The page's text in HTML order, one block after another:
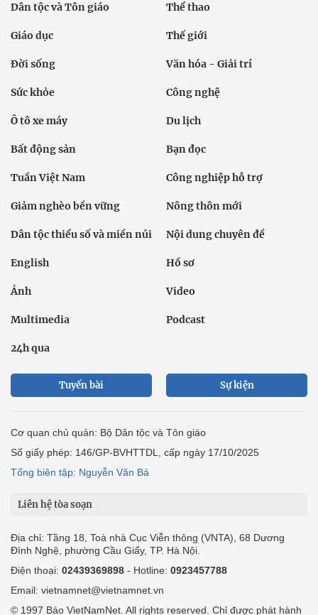
Dân tộc và Tôn giáo Thể thao
Giáo dục Thế giới
Đời sống Văn hóa - Giải trí
Sức khỏe Công nghệ
Ô tô xe máy Du lịch
Bất động sản Bạn đọc
Tuần Việt Nam Công nghiệp hỗ trợ
Giảm nghèo bền vững Nông thôn mới
Dân tộc thiểu số và miền núi Nội dung chuyên đề
English Hồ sơ
Ảnh Video
Multimedia Podcast
24h qua
Tuyến bài Sự kiện
Cơ quan chủ quản: Bộ Dân tộc và Tôn giáo
Số giấy phép: 146/GP-BVHTTDL, cấp ngày 17/10/2025
Tổng biên tập: Nguyễn Văn Bá
Liên hệ tòa soạn
Địa chỉ: Tầng 18, Toà nhà Cục Viễn thông (VNTA), 68 Dương
Đình Nghệ, phường Cầu Giấy, TP. Hà Nội.
Điện thoại: 02439369898 - Hotline: 0923457788
Email: vietnamnet@vietnamnet.vn
© 1997 Báo VietNamNet. All rights reserved. Chỉ được phát hành